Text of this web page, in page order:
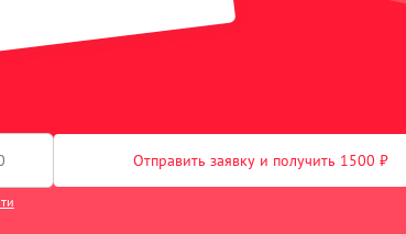
Отправить заявку и получить 1500 ₽